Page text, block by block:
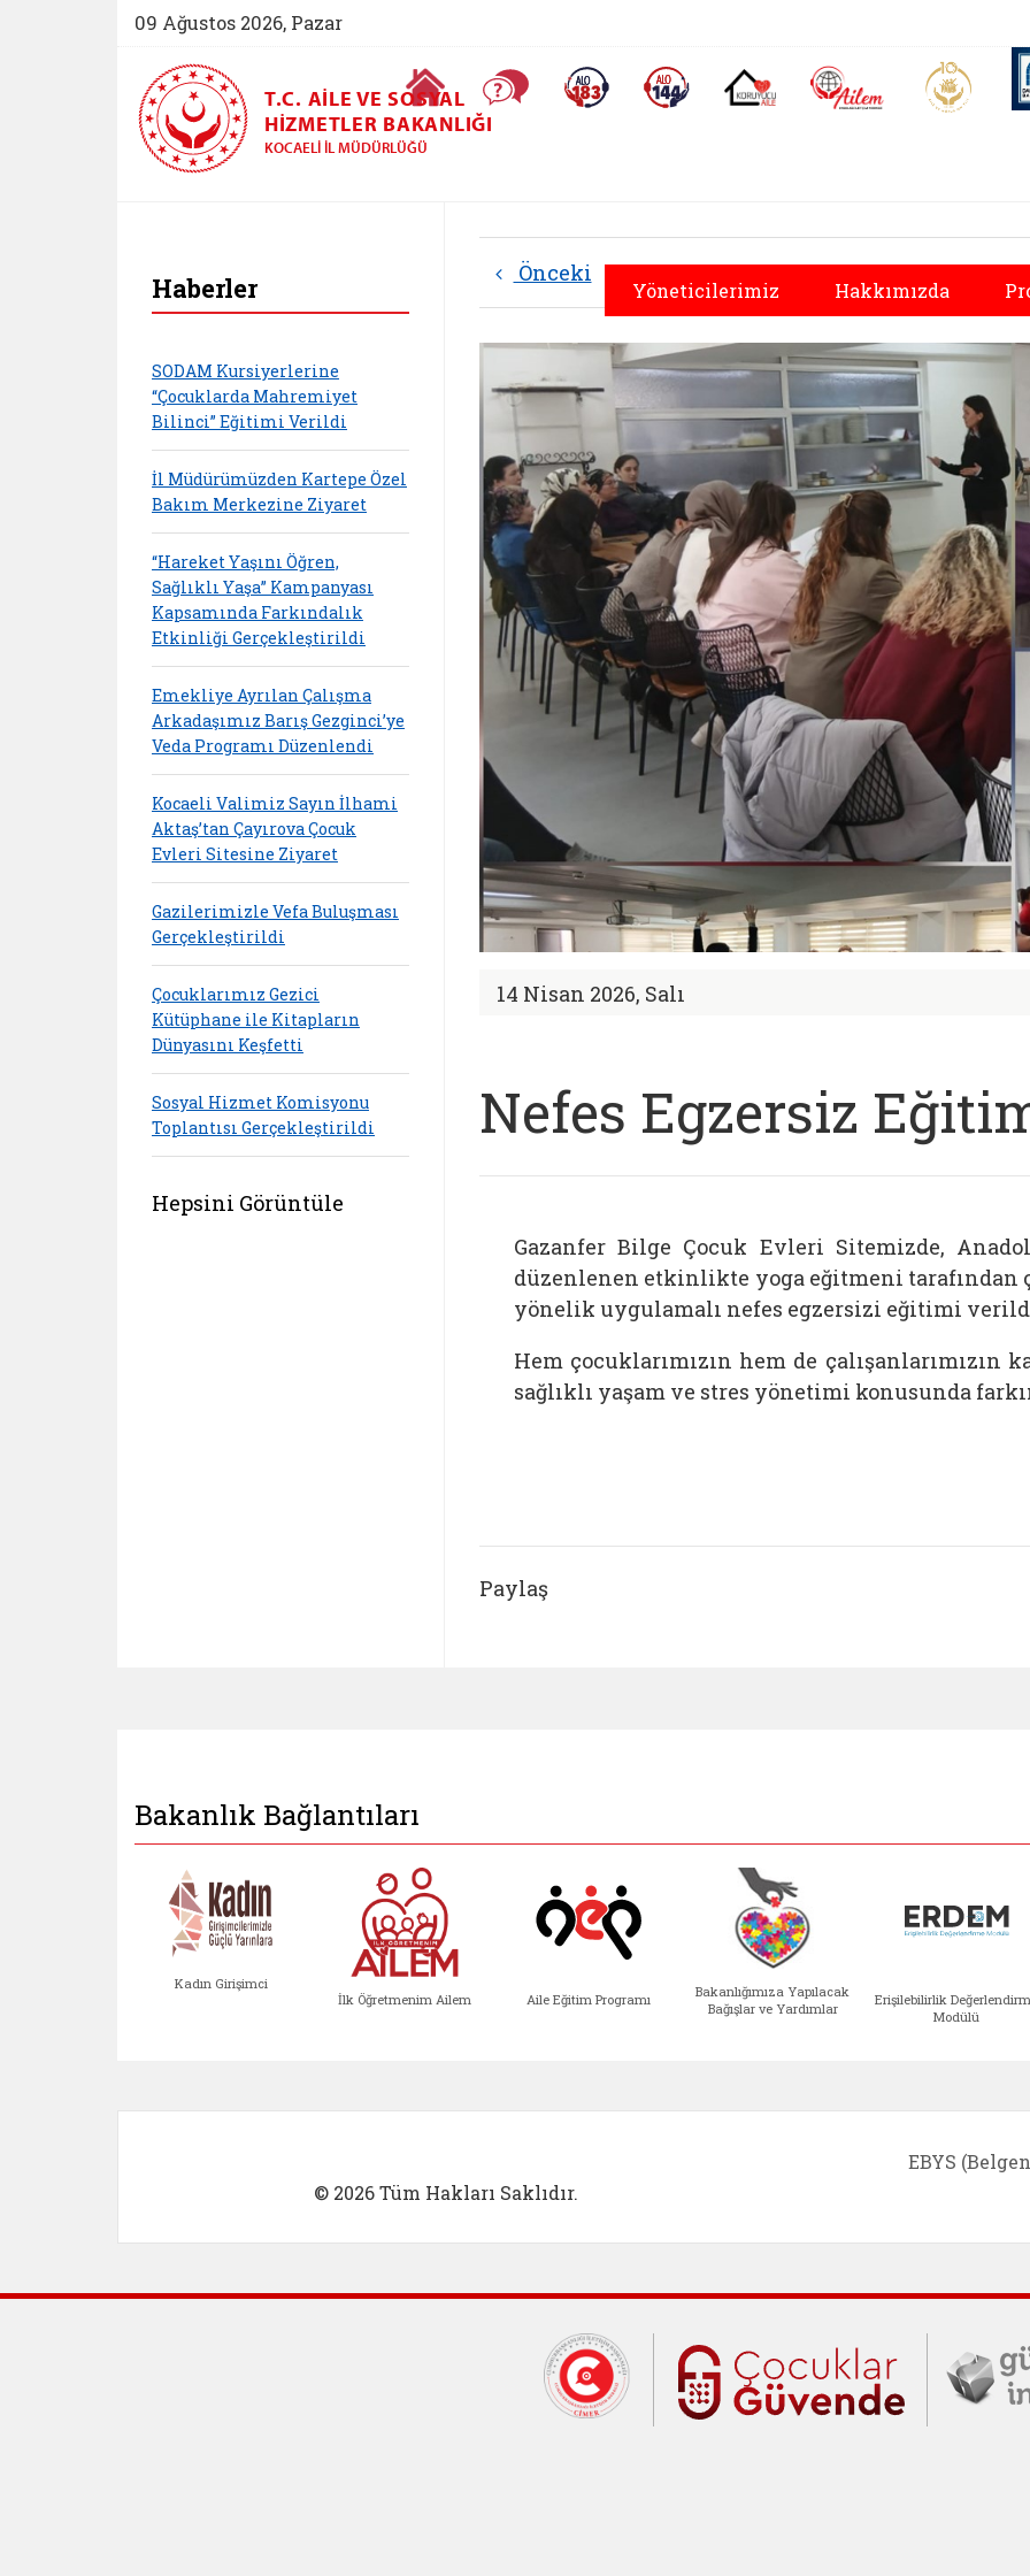
09 Ağustos 2026, Pazar
Ana Sayfa Sıkça Sorulan SorularAlo 183 (yeni sekmede açılır)Alo 144 (yeni sekmede açılır)Koruyucu Aile (yeni sekmede açılır)
AİLEM İletişim Aile ve
T.C. AILE VE SOSYAL
HIZMETLER BAKANLIĞI
KOCAELI İL MÜDÜRLÜĞÜ
Yöneticilerimiz Hakkımızda
Önceki
14 Nisan 2026, Salı
Nefes Egzersiz
Gazanfer Bilge Çocuk Evleri Sitemizde,
düzenlenen etkinlikte yoga eğitmeni tarafından
yönelik uygulamalı nefes egzersizi eğitimi
Hem çocuklarımızın hem de çalışanlarımızın
sağlıklı yaşam ve stres yönetimi konusunda
Paylaş
Haberler
SODAM Kursiyerlerine
“Çocuklarda Mahremiyet
Bilinci” Eğitimi Verildi
İl Müdürümüzden Kartepe Özel
Bakım Merkezine Ziyaret
“Hareket Yaşını Öğren,
Sağlıklı Yaşa” Kampanyası
Kapsamında Farkındalık
Etkinliği Gerçekleştirildi
Emekliye Ayrılan Çalışma
Arkadaşımız Barış Gezginci’ye
Veda Programı Düzenlendi
Kocaeli Valimiz Sayın İlhami
Aktaş’tan Çayırova Çocuk
Evleri Sitesine Ziyaret
Gazilerimizle Vefa Buluşması
Gerçekleştirildi
Çocuklarımız Gezici
Kütüphane ile Kitapların
Dünyasını Keşfetti
Sosyal Hizmet Komisyonu
Toplantısı Gerçekleştirildi
Hepsini Görüntüle
Bakanlık Bağlantıları
Kadın Girişimci
İlk Öğretmenim Ailem Aile Eğitim Programı
Bakanlığımıza Yapılacak
Bağışlar ve Yardımlar
Erişilebilirlik
Modülü
© 2026 Tüm Hakları Saklıdır.
EBYS
Cumhurbaşkanlığı İletişim Merkezi
Çocuklar